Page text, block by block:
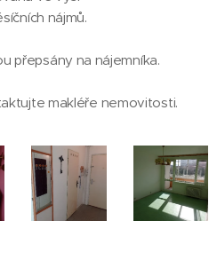
nájmů.
přepsány na nájemníka.
makléře nemovitosti.